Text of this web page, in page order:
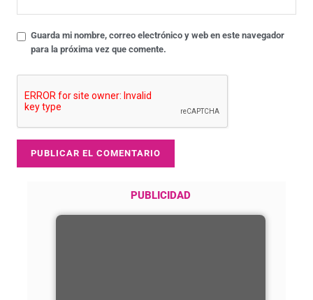
Guarda mi nombre, correo electrónico y web en este navegador
para la próxima vez que comente.
PUBLICIDAD